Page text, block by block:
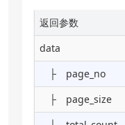
返回参数
data
├ page_no
├ page_size